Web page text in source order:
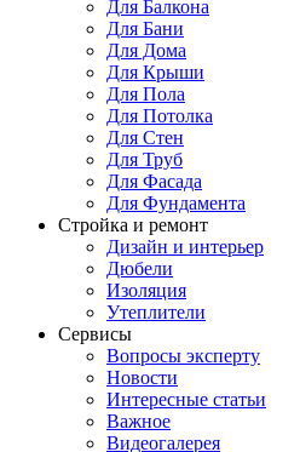
Для Балкона
Для Бани
Для Дома
Для Крыши
Для Пола
Для Потолка
Для Стен
Для Труб
Для Фасада
Для Фундамента
Стройка и ремонт
Дизайн и интерьер
Дюбели
Изоляция
Утеплители
Сервисы
Вопросы эксперту
Новости
Интересные статьи
Важное
Видеогалерея